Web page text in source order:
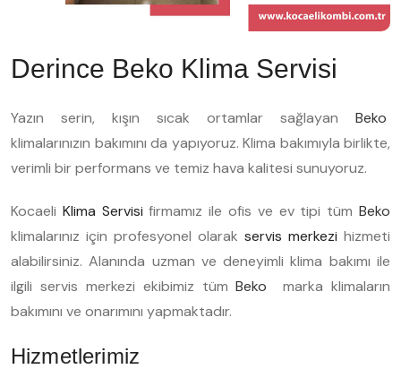
Derince Beko Klima Servisi
Yazın serin, kışın sıcak ortamlar sağlayan Beko
klimalarınızın bakımını da yapıyoruz. Klima bakımıyla birlikte,
verimli bir performans ve temiz hava kalitesi sunuyoruz.
Kocaeli Klima Servisifirmamız ile ofis ve ev tipi tümBeko
klimalarınız için profesyonel olarak servis merkezi hizmeti
alabilirsiniz. Alanında uzman ve deneyimli klima bakımı ile
ilgili servis merkezi ekibimiz tümBekomarka klimaların
bakımını ve onarımını yapmaktadır.
Hizmetlerimiz